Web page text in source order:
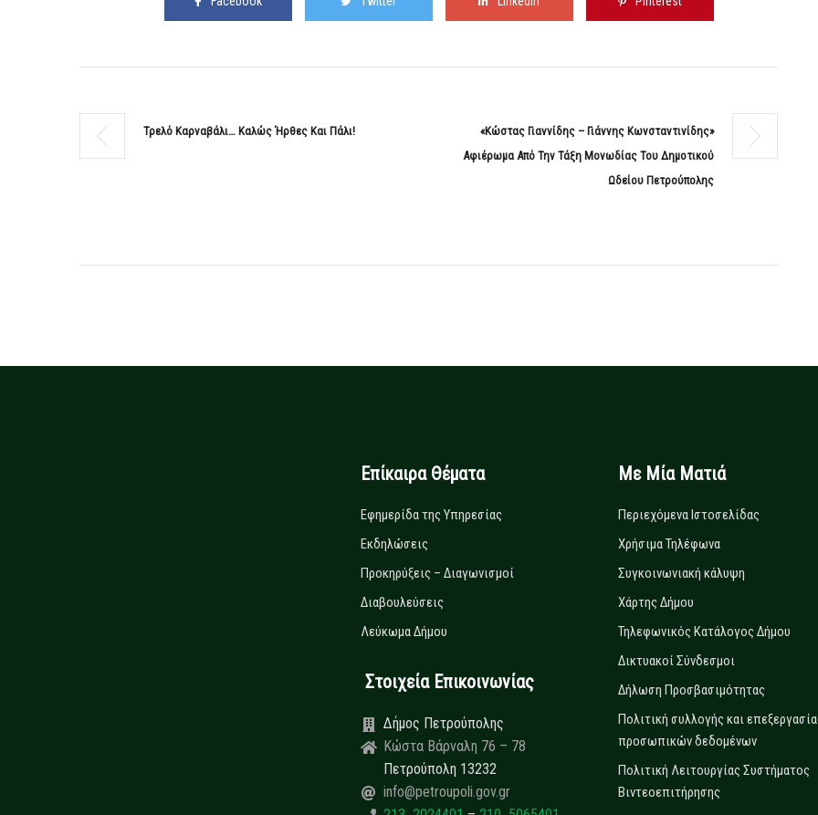
Τρελό Καρναβάλι… Καλώς Ήρθες Και Πάλι!
«Κώστας Γιαννίδης – Γιάννης Κωνσταντινίδης»
Αφιέρωμα Από Την Τάξη Μονωδίας Του Δημοτικού
Ωδείου Πετρούπολης
Επίκαιρα Θέματα
Εφημερίδα της Υπηρεσίας
Εκδηλώσεις
Προκηρύξεις – Διαγωνισμοί
Διαβουλεύσεις
Λεύκωμα Δήμου
Στοιχεία Επικοινωνίας
Δήμος Πετρούπολης
Κώστα Βάρναλη 76 – 78
Πετρούπολη 13232
info@petroupoli.gov.gr
Με Μία Ματιά
Περιεχόμενα Ιστοσελίδας
Χρήσιμα Τηλέφωνα
Συγκοινωνιακή κάλυψη
Χάρτης Δήμου
Τηλεφωνικός Κατάλογος Δήμου
Δικτυακοί Σύνδεσμοι
Δήλωση Προσβασιμότητας
Πολιτική συλλογής και
προσωπικών δεδομένων
Πολιτική Λειτουργίας Συστήματος
Βιντεοεπιτήρησης